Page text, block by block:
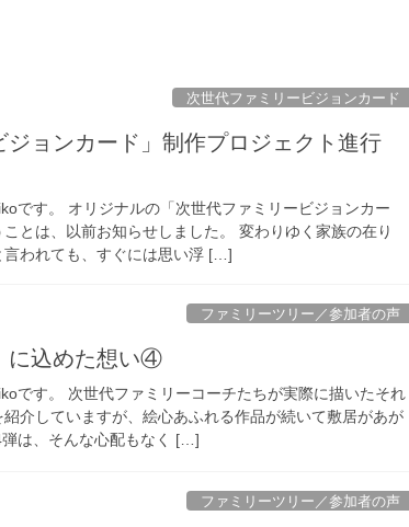
次世代ファミリービジョンカード
ジョンカード」制作プロジェクト進行
です。 オリジナルの「次世代ファミリービジョンカー
とは、以前お知らせしました。 変わりゆく家族の在り
われても、すぐには思い浮 […]
ファミリーツリー／参加者の声
に込めた想い④
です。 次世代ファミリーコーチたちが実際に描いたそれ
介していますが、絵心あふれる作品が続いて敷居があが
は、そんな心配もなく […]
ファミリーツリー／参加者の声